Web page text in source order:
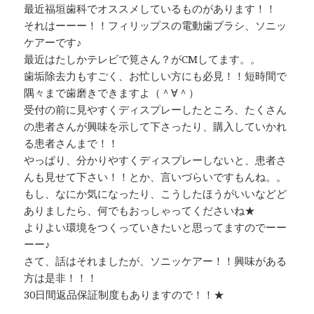
最近福垣歯科でオススメしているものがあります！！
それはーーー！！フィリップスの電動歯ブラシ、ソニッ
ケアーです♪
最近はたしかテレビで筧さん？がCMしてます。。
歯垢除去力もすごく、お忙しい方にも必見！！短時間で
隅々まで歯磨きできますよ（＾∀＾）
受付の前に見やすくディスプレーしたところ、たくさん
の患者さんが興味を示して下さったり、購入していかれ
る患者さんまで！！
やっぱり、分かりやすくディスプレーしないと、患者さ
んも見せて下さい！！とか、言いづらいですもんね。。
もし、なにか気になったり、こうしたほうがいいなどど
ありましたら、何でもおっしゃってくださいね★
よりよい環境をつくっていきたいと思ってますのでーー
ーー♪
さて、話はそれましたが、ソニッケアー！！興味がある
方は是非！！！
30日間返品保証制度もありますので！！★